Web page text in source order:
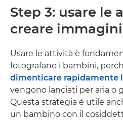
Step 3: usare le
creare
Usare le attività è
fotografano i bambini,
dimenticare rapidamente
vengono lanciati per aria o
Questa strategia è utile
un bambino con il